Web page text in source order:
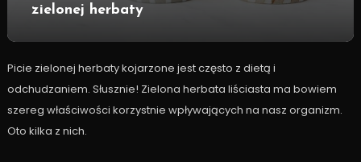
zielonej herbaty
Picie zielonej herbaty kojarzone jest często z dietą i
odchudzaniem. Słusznie! Zielona herbata liściasta ma bowiem
szereg właściwości korzystnie wpływających na nasz organizm.
Oto kilka z nich.